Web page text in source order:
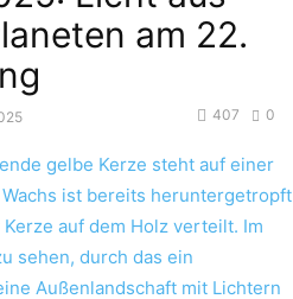
am 22.
0
407